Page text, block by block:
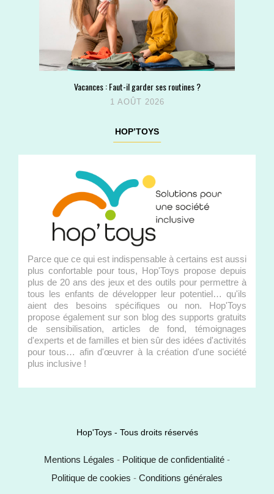
Vacances : Faut-il garder ses routines ?
1 AOÛT 2026
HOP’TOYS
Parce que ce qui est indispensable à certains est aussi
plus confortable pour tous, Hop'Toys propose depuis
plus de 20 ans des jeux et des outils pour permettre à
tous les enfants de développer leur potentiel… qu'ils
aient des besoins spécifiques ou non. Hop'Toys
propose également sur son blog des supports gratuits
de sensibilisation, articles de fond, témoignages
d'experts et de familles et bien sûr des idées d'activités
pour tous… afin d'œuvrer à la création d'une société
plus inclusive !
Hop'Toys - Tous droits réservés
Mentions Légales - Politique de confidentialité -
Politique de cookies - Conditions générales